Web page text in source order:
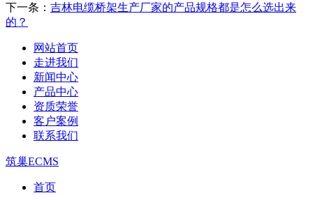
下一条： 吉林电缆桥架生产厂家的产品规格都是怎么选出来
的？
网站首页
走进我们
新闻中心
产品中心
资质荣誉
客户案例
联系我们
筑巢ECMS
首页